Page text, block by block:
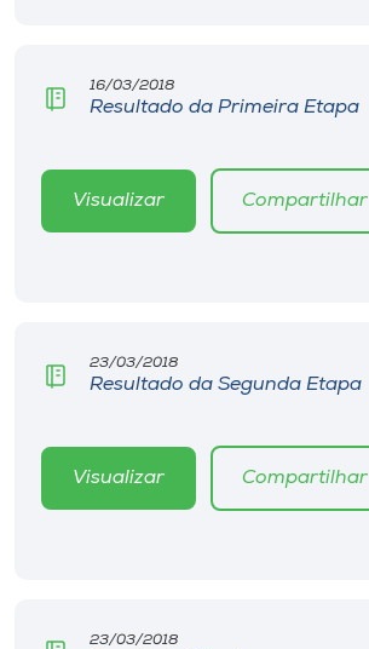
16/03/2018
Resultado da Primeira Etapa
Visualizar Compartilhar
23/03/2018
Resultado da Segunda Etapa
Visualizar Compartilhar
23/03/2018